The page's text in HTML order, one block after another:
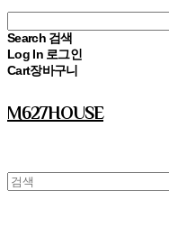
Search 검색
Log In 로그인
Cart장바구니
M627HOUSE